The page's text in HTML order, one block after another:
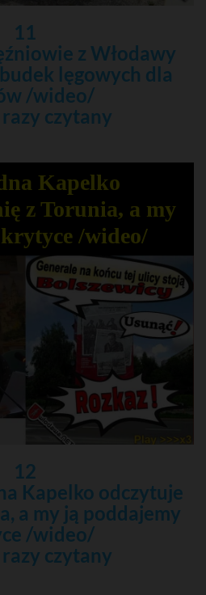
11
z Włodawy
lęgowych dla
/wideo/
czytany
Kapelko
z Torunia, a my
/wideo/
12
Kapelko odczytuje
a my ją poddajemy
/wideo/
czytany